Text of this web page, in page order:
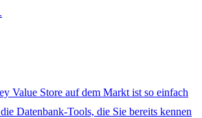
Value Store auf dem Markt ist so einfach
Datenbank-Tools, die Sie bereits kennen